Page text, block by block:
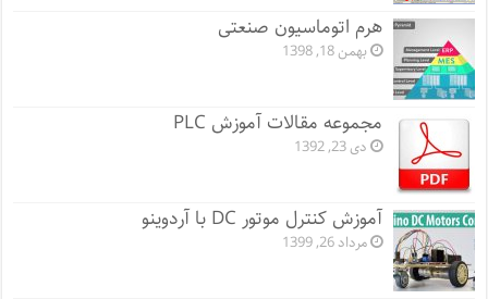
هرم اتوماسیون صنعتی
بهمن 18, 1398
مجموعه مقالات آموزش PLC
دی 23, 1392
آموزش کنترل موتور DC با آردوینو
مرداد 26, 1399